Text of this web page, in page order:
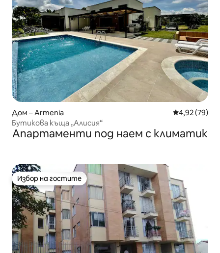
Дом – Armenia Средна
4,92 (79)
Бутикова къща „Алисия“
Апартаменти под наем с климатик
Избор на гостите
Избор на гостите